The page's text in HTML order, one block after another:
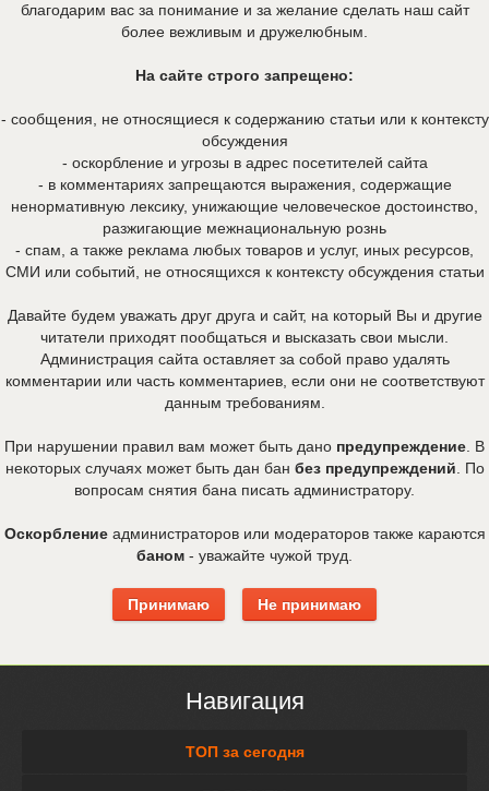
благодарим вас за понимание и за желание сделать наш сайт
более вежливым и дружелюбным.
На сайте строго запрещено:
- сообщения, не относящиеся к содержанию статьи или к контексту
обсуждения
- оскорбление и угрозы в адрес посетителей сайта
- в комментариях запрещаются выражения, содержащие
ненормативную лексику, унижающие человеческое достоинство,
разжигающие межнациональную рознь
- спам, а также реклама любых товаров и услуг, иных ресурсов,
СМИ или событий, не относящихся к контексту обсуждения статьи
Давайте будем уважать друг друга и сайт, на который Вы и другие
читатели приходят пообщаться и высказать свои мысли.
Администрация сайта оставляет за собой право удалять
комментарии или часть комментариев, если они не соответствуют
данным требованиям.
При нарушении правил вам может быть дано предупреждение . В
некоторых случаях может быть дан бан без предупреждений . По
вопросам снятия бана писать администратору.
Оскорблениеадминистраторов или модераторов также караются
баном - уважайте чужой труд.
Навигация
ТОП за сегодня